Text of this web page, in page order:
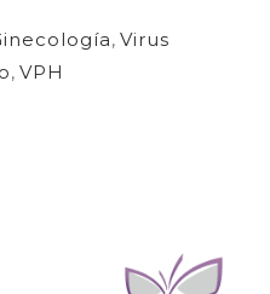
, Virus
, VPH